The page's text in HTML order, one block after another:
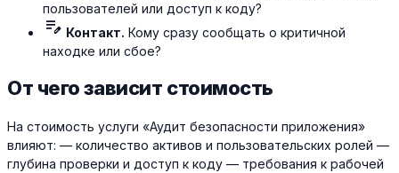
пользователей или доступ к коду?
edit_note Контакт. Кому сразу сообщать о критичной
находке или сбое?
От чего зависит стоимость
На стоимость услуги «Аудит безопасности приложения»
влияют: — количество активов и пользовательских ролей —
глубина проверки и доступ к коду — требования к рабочей